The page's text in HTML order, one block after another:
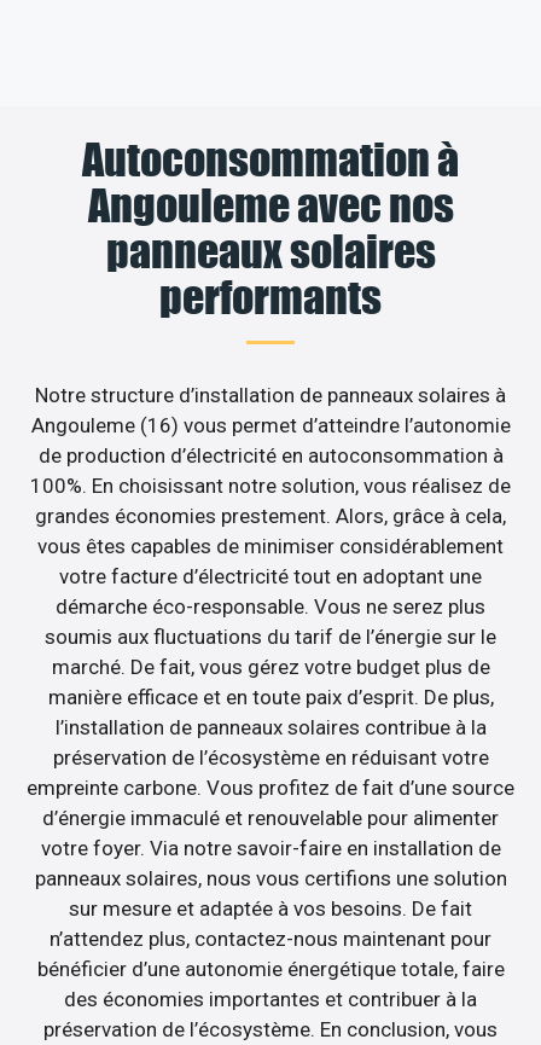
Autoconsommation à
Angouleme avec nos
panneaux solaires
performants
Notre structure d’installation de panneaux solaires à
Angouleme (16) vous permet d’atteindre l’autonomie
de production d’électricité en autoconsommation à
100%. En choisissant notre solution, vous réalisez de
grandes économies prestement. Alors, grâce à cela,
vous êtes capables de minimiser considérablement
votre facture d’électricité tout en adoptant une
démarche éco-responsable. Vous ne serez plus
soumis aux fluctuations du tarif de l’énergie sur le
marché. De fait, vous gérez votre budget plus de
manière efficace et en toute paix d’esprit. De plus,
l’installation de panneaux solaires contribue à la
préservation de l’écosystème en réduisant votre
empreinte carbone. Vous profitez de fait d’une source
d’énergie immaculé et renouvelable pour alimenter
votre foyer. Via notre savoir-faire en installation de
panneaux solaires, nous vous certifions une solution
sur mesure et adaptée à vos besoins. De fait
n’attendez plus, contactez-nous maintenant pour
bénéficier d’une autonomie énergétique totale, faire
des économies importantes et contribuer à la
préservation de l’écosystème. En conclusion, vous